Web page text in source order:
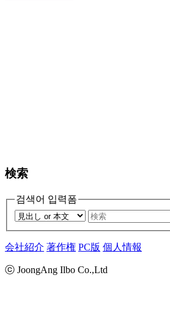
検索
검색어 입력폼
会社紹介 著作権 PC版 個人情報
ⓒ JoongAng Ilbo Co.,Ltd